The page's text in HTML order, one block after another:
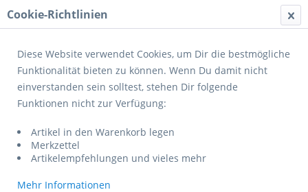
Menü
Übersicht Basketball
Cookie-Richtlinien
Diese Website verwendet Cookies, um Dir die bestmögliche
Funktionalität bieten zu können. Wenn Du damit nicht
einverstanden sein solltest, stehen Dir folgende
Funktionen nicht zur Verfügung:
Artikel in den Warenkorb legen
Merkzettel
Artikelempfehlungen und vieles mehr
Mehr Informationen